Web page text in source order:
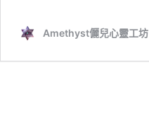
Amethyst儷兒心靈工坊